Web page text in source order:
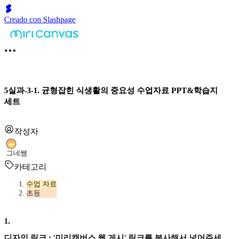
Creado con Slashpage
5실과-3-1. 균형잡힌 식생활의 중요성 수업자료 PPT&학습지
세트
작성자
그네쌤
카테고리
수업 자료
초등
1.